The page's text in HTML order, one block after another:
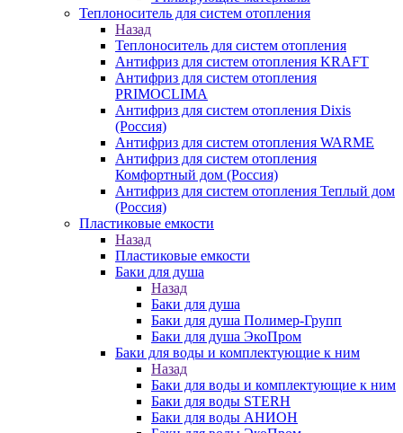
Теплоноситель для систем отопления
Назад
Теплоноситель для систем отопления
Антифриз для систем отопления KRAFT
Антифриз для систем отопления
PRIMOCLIMA
Антифриз для систем отопления Dixis
(Россия)
Антифриз для систем отопления WARME
Антифриз для систем отопления
Комфортный дом (Россия)
Антифриз для систем отопления Теплый дом
(Россия)
Пластиковые емкости
Назад
Пластиковые емкости
Баки для душа
Назад
Баки для душа
Баки для душа Полимер-Групп
Баки для душа ЭкоПром
Баки для воды и комплектующие к ним
Назад
Баки для воды и комплектующие к ним
Баки для воды STERH
Баки для воды АНИОН